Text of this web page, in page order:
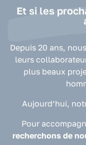
Et si les
Depuis 20 ans,
leurs
plus beaux
Aujourd’hui,
Pour
recherchons de